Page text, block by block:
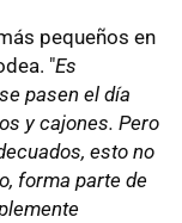
pequeños en
"Es
pasen el día
y cajones. Pero
esto no
forma parte de